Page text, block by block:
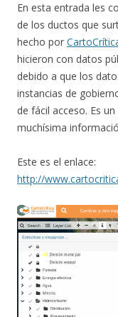
En esta entrada les
de los ductos que
hecho por
hicieron con datos
debido a que los
instancias de
de fácil acceso. Es
muchísima
Este es el enlace:
http://